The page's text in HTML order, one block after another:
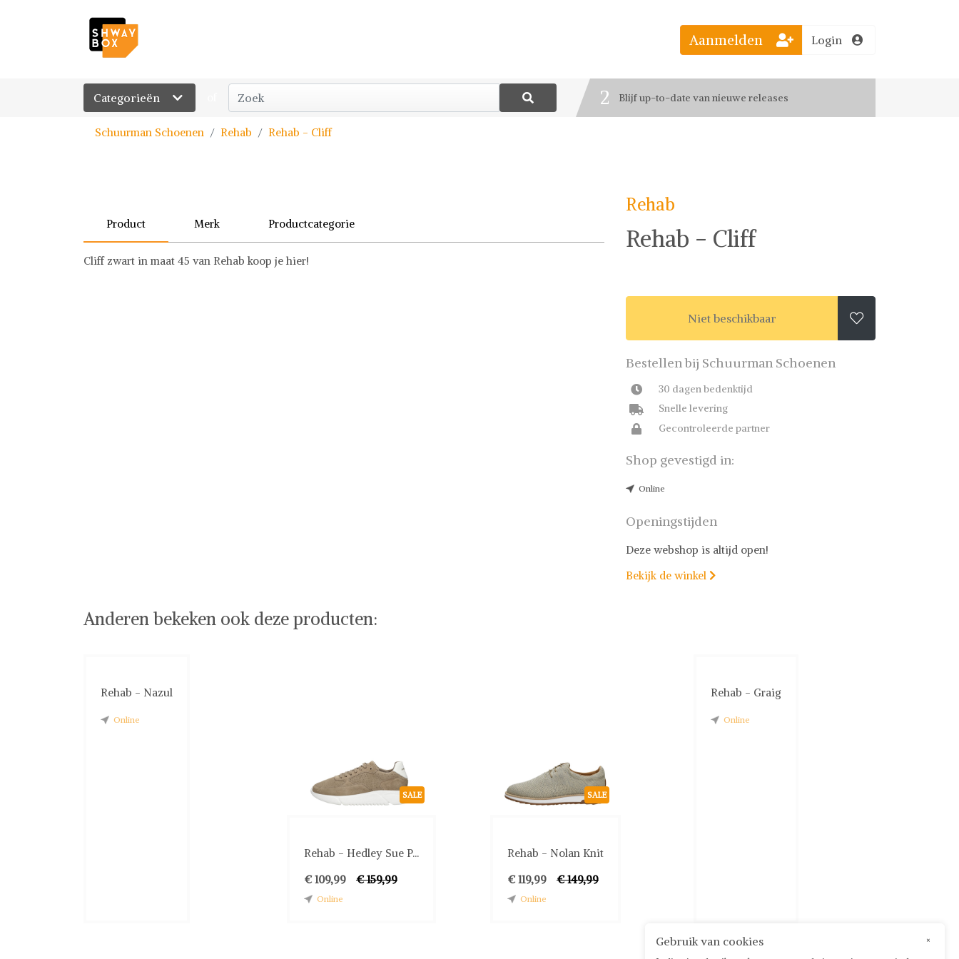
Categorieën
Bestel jouw favoriete looks
2 Blijf up-to-date van nieuwe releases
Aanmelden Login
Schuurman Schoenen Rehab Rehab - Cliff
Product Merk Productcategorie
Cliff zwart in maat 45 van Rehab koop je hier!
Rehab
Rehab - Cliff
Niet beschikbaar 
Bestellen bij Schuurman Schoenen
30 dagen bedenktijd
Snelle levering
Gecontroleerde partner
Shop gevestigd in:
Online
Openingstijden
Deze webshop is altijd open!
Bekijk de winkel 
Anderen bekeken ook deze producten:
Rehab - Nazul
Online
SALE
Rehab - Hedley Sue P...
€ 109,99
€ 159,99
Online
SALE
Rehab - Nolan Knit
€ 119,99
€ 149,99
Online
Rehab - Graig
Online
×
Gebruik van cookies